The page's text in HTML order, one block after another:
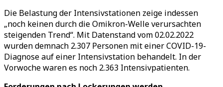
Die Belastung der Intensivstationen zeige indessen
„noch keinen durch die Omikron-Welle verursachten
steigenden Trend“. Mit Datenstand vom 02.02.2022
wurden demnach 2.307 Personen mit einer COVID-19-
Diagnose auf einer Intensivstation behandelt. In der
Vorwoche waren es noch 2.363 Intensivpatienten.